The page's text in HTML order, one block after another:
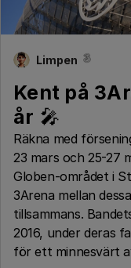
Limpen
Kent på
år 🎤
Räkna med
23 mars och 25-27
Globen-området i
3Arena mellan
tillsammans.
2016, under deras
för ett minnesvärt